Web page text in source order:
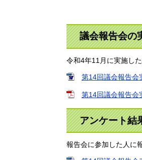
議会報告会の
令和4年11月に実施し
第14回議会報告会
第14回議会報告会
アンケート結
報告会に参加した人に